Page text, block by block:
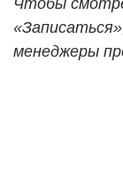
Чтобы
менеджеры